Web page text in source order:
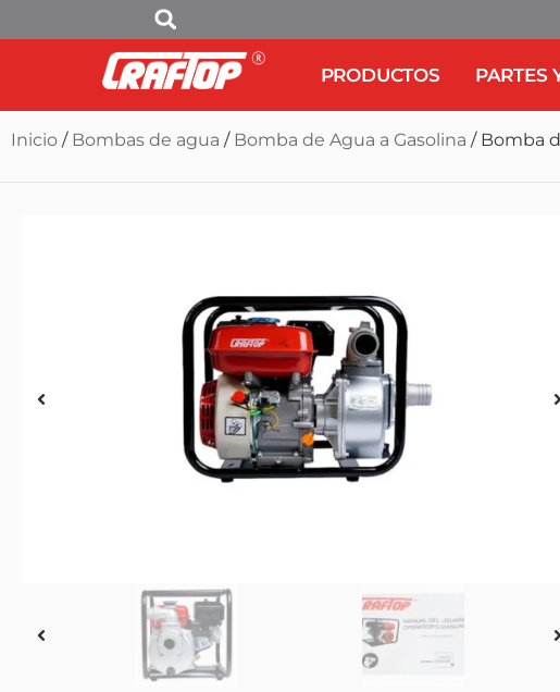
PRODUCTOS PARTES
Inicio / Bombas de agua / Bomba de Agua a Gasolina / Bomba